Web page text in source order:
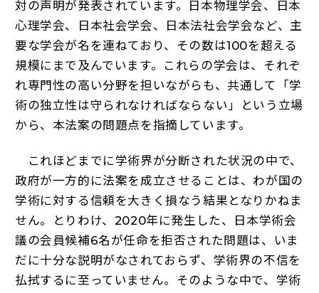
対の声明が発表されています。日本物理学会、日本
心理学会、日本社会学会、日本法社会学会など、主
要な学会が名を連ねており、その数は100を超える
規模にまで及んでいます。これらの学会は、それぞ
れ専門性の高い分野を担いながらも、共通して「学
術の独立性は守られなければならない」という立場
から、本法案の問題点を指摘しています。
これほどまでに学術界が分断された状況の中で、
政府が一方的に法案を成立させることは、わが国の
学術に対する信頼を大きく損なう結果となりかねま
せん。とりわけ、2020年に発生した、日本学術会
議の会員候補6名が任命を拒否された問題は、いま
だに十分な説明がなされておらず、学術界の不信を
払拭するに至っていません。そのような中で、学術